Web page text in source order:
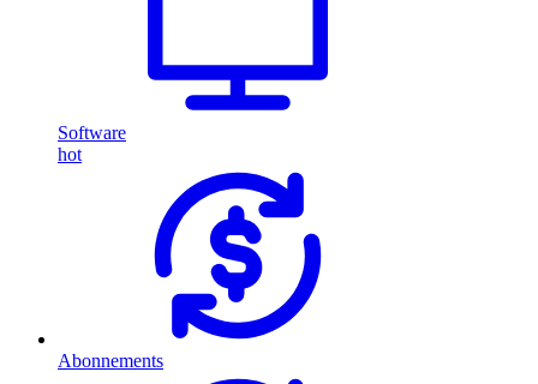
Software
hot
Abonnements